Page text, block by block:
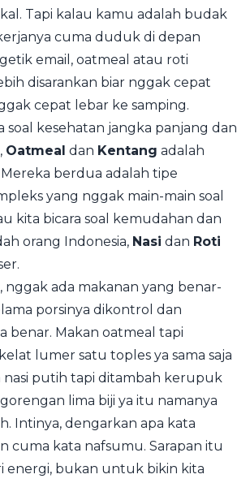
Tapi kalau kamu adalah budak
cuma duduk di depan
email, oatmeal atau roti
disarankan biar nggak cepat
cepat lebar ke samping.
soal kesehatan jangka panjang dan
Oatmeal dan Kentang adalah
berdua adalah tipe
yang nggak main-main soal
kita bicara soal kemudahan dan
orang Indonesia, Nasi dan Roti
nggak ada makanan yang benar-
porsinya dikontrol dan
benar. Makan oatmeal tapi
lumer satu toples ya sama saja
nasi putih tapi ditambah kerupuk
lima biji ya itu namanya
Intinya, dengarkan apa kata
cuma kata nafsumu. Sarapan itu
energi, bukan untuk bikin kita